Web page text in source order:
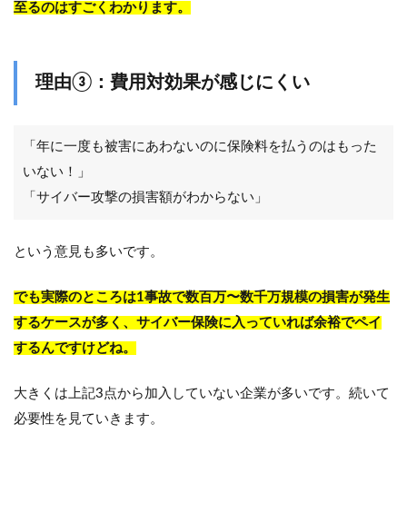
至るのはすごくわかります。
理由③：費用対効果が感じにくい
「年に一度も被害にあわないのに保険料を払うのはもった
いない！」
「サイバー攻撃の損害額がわからない」
という意見も多いです。
でも実際のところは1事故で数百万〜数千万規模の損害が発生
するケースが多く、サイバー保険に入っていれば余裕でペイ
するんですけどね。
大きくは上記3点から加入していない企業が多いです。続いて
必要性を見ていきます。